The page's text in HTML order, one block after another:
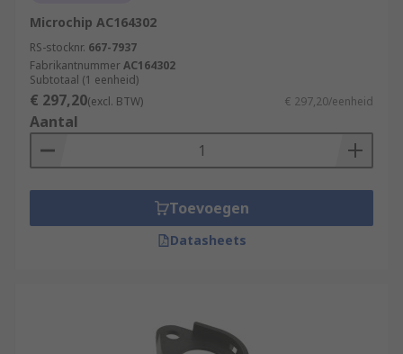
Microchip AC164302
RS-stocknr. 667-7937
FabrikantnummerAC164302
Subtotaal (1 eenheid)
€ 297,20(excl. BTW) € 297,20/eenheid
Aantal
Toevoegen
Datasheets